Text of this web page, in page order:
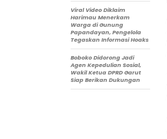
Viral Video Diklaim
Harimau Menerkam
Warga di Gunung
Papandayan, Pengelola
Tegaskan Informasi Hoaks
Boboko Didorong Jadi
Agen Kepedulian Sosial,
Wakil Ketua DPRD Garut
Siap Berikan Dukungan